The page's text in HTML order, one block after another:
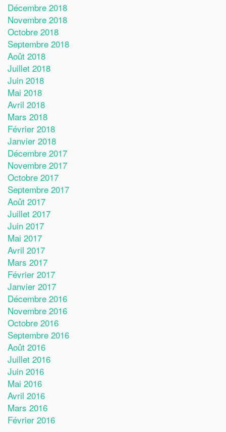
Décembre 2018
Novembre 2018
Octobre 2018
Septembre 2018
Août 2018
Juillet 2018
Juin 2018
Mai 2018
Avril 2018
Mars 2018
Février 2018
Janvier 2018
Décembre 2017
Novembre 2017
Octobre 2017
Septembre 2017
Août 2017
Juillet 2017
Juin 2017
Mai 2017
Avril 2017
Mars 2017
Février 2017
Janvier 2017
Décembre 2016
Novembre 2016
Octobre 2016
Septembre 2016
Août 2016
Juillet 2016
Juin 2016
Mai 2016
Avril 2016
Mars 2016
Février 2016